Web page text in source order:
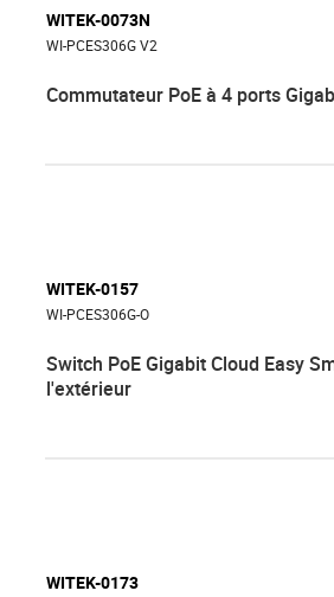
WITEK-0073N
WI-PCES306G V2
Commutateur PoE à 4 ports
WITEK-0157
WI-PCES306G-O
Switch PoE Gigabit Cloud Easy
l'extérieur
WITEK-0173